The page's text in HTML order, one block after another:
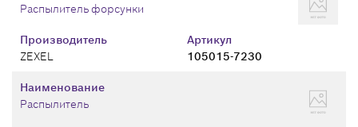
Производитель
ZEXEL
Артикул
105015-7230
Распылитель форсунки
Наименование
Распылитель